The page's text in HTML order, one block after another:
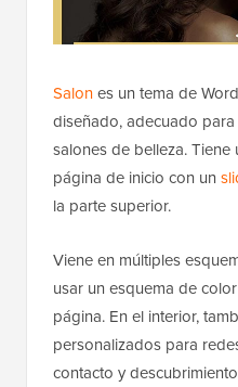
Salones un tema de
diseñado, adecuado
salones de belleza.
página de inicio con un
la parte superior.
Viene en múltiples
usar un esquema de
página. En el interior,
personalizados para
contacto y